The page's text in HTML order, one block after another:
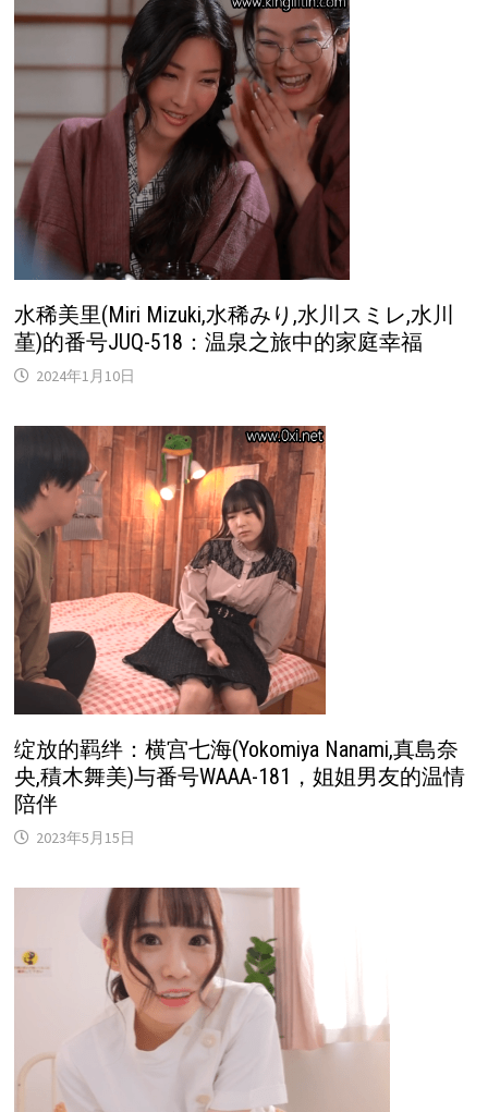
水稀美里(Miri Mizuki,水稀みり,水川スミレ,水川
堇)的番号JUQ-518：温泉之旅中的家庭幸福
2024年1月10日
绽放的羁绊：横宫七海(Yokomiya Nanami,真島奈
央,積木舞美)与番号WAAA-181，姐姐男友的温情
陪伴
2023年5月15日